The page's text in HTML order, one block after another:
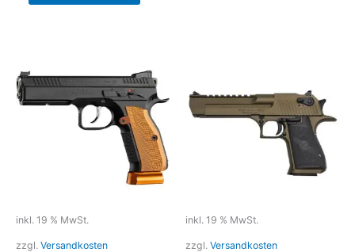
inkl. 19 % MwSt.
zzgl. Versandkosten
inkl. 19 % MwSt.
zzgl. Versandkosten